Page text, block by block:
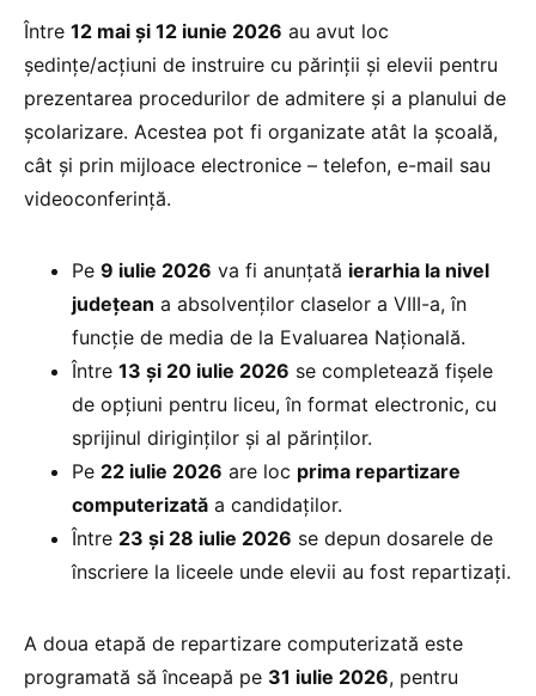
Între 12 mai și 12 iunie 2026 au avut loc
ședinţe/acțiuni de instruire cu părinţii şi elevii pentru
prezentarea procedurilor de admitere şi a planului de
școlarizare. Acestea pot fi organizate atât la școală,
cât și prin mijloace electronice – telefon, e-mail sau
videoconferință.
Pe 9 iulie 2026 va fi anunţată ierarhia la nivel
judeţean a absolvenţilor claselor a VIII-a, în
funcție de media de la Evaluarea Națională.
Între 13 și 20 iulie 2026 se completează fișele
de opțiuni pentru liceu, în format electronic, cu
sprijinul diriginților și al părinților.
Pe 22 iulie 2026 are loc prima repartizare
computerizată a candidaților.
Între 23 și 28 iulie 2026 se depun dosarele de
înscriere la liceele unde elevii au fost repartizați.
A doua etapă de repartizare computerizată este
programată să înceapă pe 31 iulie 2026, pentru